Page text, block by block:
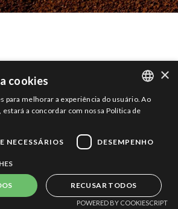
OS
|
PORTUGUESE
×
cookies
para melhorar a experiência do usuário. Ao
a concordar com nossa Política de
NECESSÁRIOS DESEMPENHO
RECUSAR TODOS
POWERED BY COOKIESCRIPT